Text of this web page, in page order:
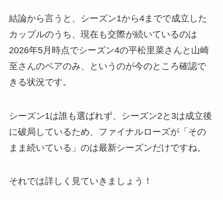
結論から言うと、シーズン1から4までで成立した
カップルのうち、現在も交際が続いているのは
2026年5月時点でシーズン4の平松里菜さんと山崎
至さんのペアのみ、というのが今のところ確認で
きる状況です。
シーズン1は誰も選ばれず、シーズン2と3は成立後
に破局しているため、ファイナルローズが「その
まま続いている」のは最新シーズンだけですね。
それでは詳しく見ていきましょう！